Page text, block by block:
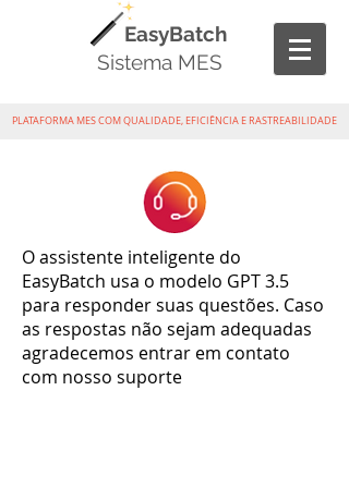
EasyBatch
Sistema MES
PLATAFORMA MES COM QUALIDADE, EFICIÊNCIA E RASTREABILIDADE
O assistente inteligente do
EasyBatch usa o modelo GPT 3.5
para responder suas questões. Caso
as respostas não sejam adequadas
agradecemos entrar em contato
com nosso suporte